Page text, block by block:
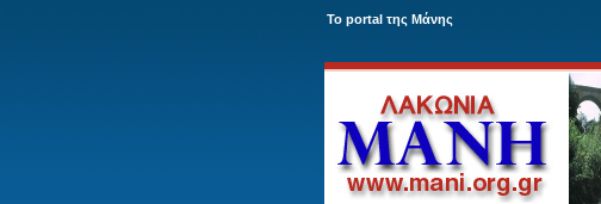
To portal της Μάνης